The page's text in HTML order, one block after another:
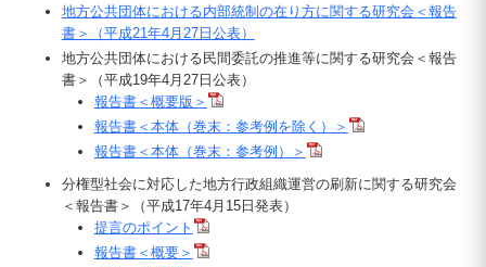
地方公共団体における内部統制の在り方に関する研究会＜報告
書＞（平成21年4月27日公表）
地方公共団体における民間委託の推進等に関する研究会＜報告
書＞（平成19年4月27日公表）
報告書＜概要版＞
報告書＜本体（巻末：参考例を除く）＞
報告書＜本体（巻末：参考例）＞
分権型社会に対応した地方行政組織運営の刷新に関する研究会
＜報告書＞（平成17年4月15日発表）
提言のポイント
報告書＜概要＞